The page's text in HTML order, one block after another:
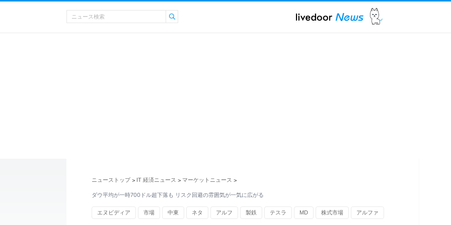
ニューストップ > IT 経済ニュース > マーケットニュース >
ダウ平均が一時700ドル超下落も リスク回避の雰囲気が一気に広がる
エヌビディア 市場 中東 ネタ アルフ 製鉄 テスラ MD 株式市場 アルファ